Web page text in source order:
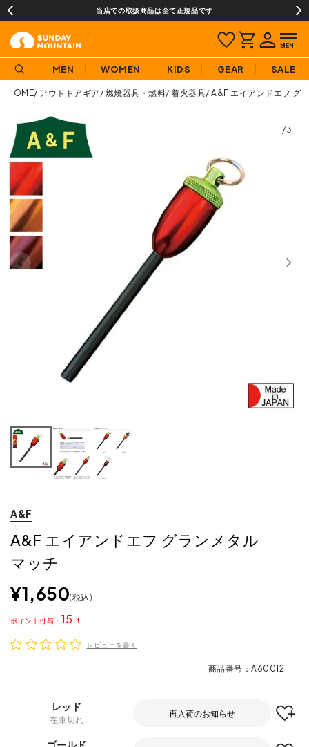
当店での取扱商品は全て正規品です
MEN WOMEN KIDS GEAR SALE
HOME アウトドアギア 燃焼器具・燃料 着火器具 A&F エイアンドエフ グ
1/3
A&F
A&F エイアンドエフ グランメタル
マッチ
¥1,650 税込
15
ポイント
レビューを書く
商品番号 A60012
レッド
在庫切れ
再入荷のお知らせ
ゴールド